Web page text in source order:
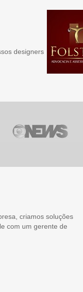
designers
criamos soluções
com um gerente de